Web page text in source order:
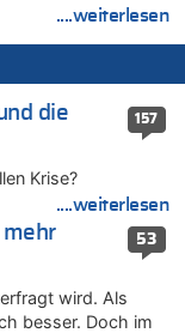
amtlich
von Sinnen zu
das
von Vias
der Roten
amtlich
....weiterlesen
157
die
Krise?
....weiterlesen
53
mehr
wird. Als
besser. Doch im